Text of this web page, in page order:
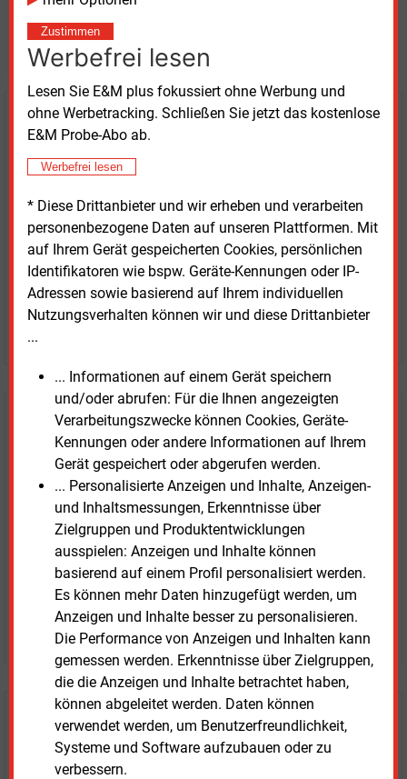
Zustimmen
Werbefrei lesen
Lesen Sie E&M plus fokussiert ohne Werbung und
ohne Werbetracking. Schließen Sie jetzt das kostenlose
E&M Probe-Abo ab.
Werbefrei lesen
* Diese Drittanbieter und wir erheben und verarbeiten
personenbezogene Daten auf unseren Plattformen. Mit
auf Ihrem Gerät gespeicherten Cookies, persönlichen
Identifikatoren wie bspw. Geräte-Kennungen oder IP-
Adressen sowie basierend auf Ihrem individuellen
Nutzungsverhalten können wir und diese Drittanbieter
...
... Informationen auf einem Gerät speichern
und/oder abrufen: Für die Ihnen angezeigten
Verarbeitungszwecke können Cookies, Geräte-
Kennungen oder andere Informationen auf Ihrem
Gerät gespeichert oder abgerufen werden.
... Personalisierte Anzeigen und Inhalte, Anzeigen-
und Inhaltsmessungen, Erkenntnisse über
Zielgruppen und Produktentwicklungen
ausspielen: Anzeigen und Inhalte können
basierend auf einem Profil personalisiert werden.
Es können mehr Daten hinzugefügt werden, um
Anzeigen und Inhalte besser zu personalisieren.
Die Performance von Anzeigen und Inhalten kann
gemessen werden. Erkenntnisse über Zielgruppen,
die die Anzeigen und Inhalte betrachtet haben,
können abgeleitet werden. Daten können
verwendet werden, um Benutzerfreundlichkeit,
Systeme und Software aufzubauen oder zu
verbessern.
Möchten Sie diese und
weitere Nachrichten lesen?
Kaufen Sie den Artikel
erhalten Sie sofort diesen redaktionellen Beitrag für
JETZT ARTIKEL KAUFEN
Testen SieE&M
kostenlos und
unverbindlich
Zwei Wochen kostenfreier Zugang
Zugang auf stündlich aktualisierte Nachrichten mit
Prognose- und Marktdaten
+ einmal täglich E&M daily
+ zwei Ausgaben der Zeitung E&M
ohne automatische Verlängerung
JETZT KOSTENLOS TESTEN
Login für Kunden